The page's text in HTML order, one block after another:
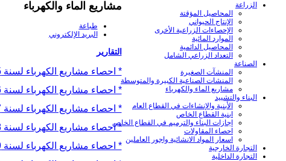
مشاريع الماء والكهرباء
طباعة
البريد الإلكتروني
التقارير
* احصاء مشاريع الكهرباء لسنة 2015
* احصاء مشاريع الكهرباء لسنة 2016
* احصاء مشاريع الكهرباء لسنة 2017
* احصاء مشاريع الكهرباء لسنة 2018
* احصاء مشاريع الكهرباء لسنة 2019
الزراعة
المحاصيل المؤقتة
الإنتاج الحيواني
الإحصاءات الزراعية الأخرى
الموارد المائية
المحاصيل الدائمية
التعداد الزراعي الشامل
الصناعة
المنشآت الصغيرة
المنشات الصناعية الكبيرة والمتوسطة
مشاريع الماء والكهرباء
البناء والتشييد
الأبنية والإنشاءات في القطاع العام
ابنية القطاع الخاص
إجازات البناء والترميم في القطاع الخاص
احصاء المقاولات
اسعار المواد الانشائية واجور العاملين
التجارة الخارجية
التجارة الداخلية